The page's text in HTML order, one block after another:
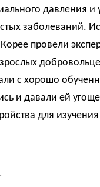
давления и
заболеваний.
провели
с хорошо
и давали ей
для